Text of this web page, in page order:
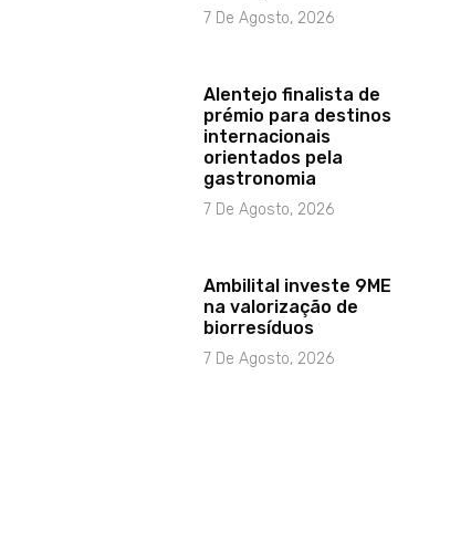
7 De Agosto, 2026
Alentejo finalista de
prémio para destinos
internacionais
orientados pela
gastronomia
7 De Agosto, 2026
Ambilital investe 9ME
na valorização de
biorresíduos
7 De Agosto, 2026